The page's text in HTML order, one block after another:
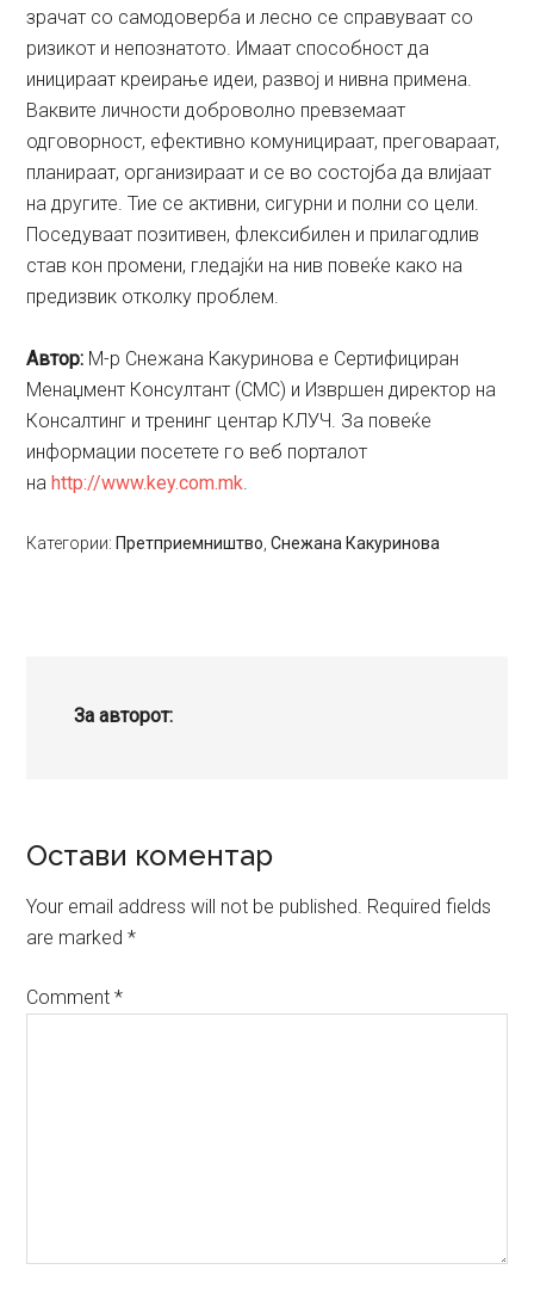
зрачат со самодоверба и лесно се справуваат со
ризикот и непознатото. Имаат способност да
иницираат креирање идеи, развој и нивна примена.
Ваквите личности доброволно превземаат
одговорност, ефективно комуницираат, преговараат,
планираат, организираат и се во состојба да влијаат
на другите. Тие се активни, сигурни и полни со цели.
Поседуваат позитивен, флексибилен и прилагодлив
став кон промени, гледајќи на нив повеќе како на
предизвик отколку проблем.
Aвтор: М-р Снежана Какуринова е Сертифициран
Менаџмент Консултант (CMC) и Извршен директор на
Консалтинг и тренинг центар КЛУЧ. За повеќе
информации посетете го веб порталот
наhttp://www.key.com.mk.
Категории: Претприемништво ,Снежана Какуринова
За авторот:
Reader
Interactions
Остави коментар
Your email address will not be published. Required fields
are marked*
Comment*